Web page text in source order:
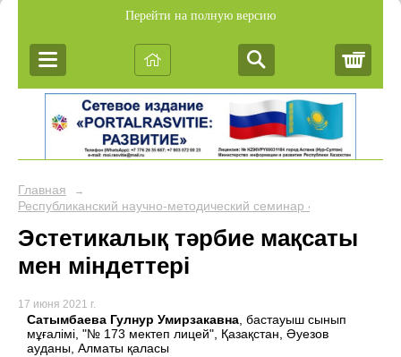
Перейти на полную версию
Главная →
Республиканский научно-методический семинар «Обобщение
Эстетикалық тәрбие мақсаты
мен міндеттері
17 июня 2021 г.
Сатымбаева Гулнур Умирзакавна, бастауыш сынып
мұғалімі, "№ 173 мектеп лицей", Қазақстан, Әуезов
ауданы, Алматы қаласы